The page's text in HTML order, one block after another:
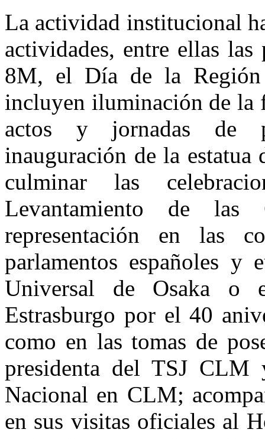
La actividad institucional
actividades, entre ellas las
8M, el Día de la
incluyen iluminación de la
actos y jornadas de
inauguración de la estatua
culminar las
Levantamiento de las
representación en las
parlamentos españoles y
Universal de Osaka o
Estrasburgo por el 40
como en las tomas de
presidenta del TSJ
Nacional en CLM;
en sus visitas oficiales al